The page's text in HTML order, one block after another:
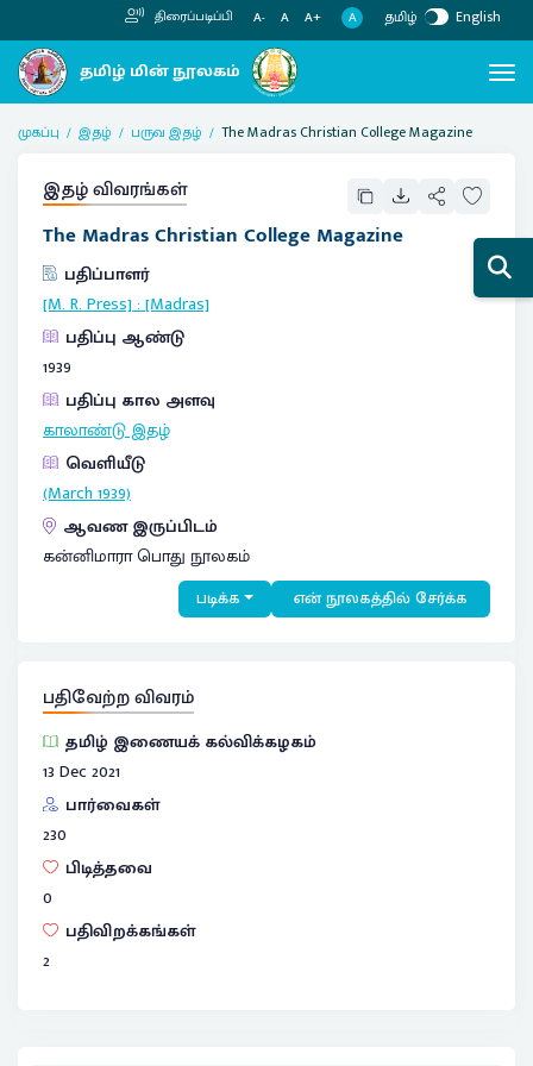
திரைப்படிப்பி A- A A+ A தமிழ் English
முகப்பு இதழ் பருவ இதழ் The Madras Christian College Magazine
இதழ் விவரங்கள்
The Madras Christian College Magazine
பதிப்பாளர்
[M. R. Press]:[Madras]
பதிப்பு ஆண்டு
1939
பதிப்பு கால அளவு
காலாண்டு இதழ்
வெளியீடு
(March 1939)
ஆவண இருப்பிடம்
கன்னிமாரா பொது நூலகம்
படிக்க என் நூலகத்தில் சேர்க்க
பதிவேற்ற விவரம்
தமிழ் இணையக் கல்விக்கழகம்
13 Dec 2021
பார்வைகள்
230
பிடித்தவை
0
பதிவிறக்கங்கள்
2